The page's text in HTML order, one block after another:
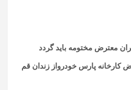
معترض مختومه باید گردد
كارخانه پارس خودرواز زندان قم